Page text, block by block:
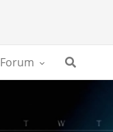
Forum